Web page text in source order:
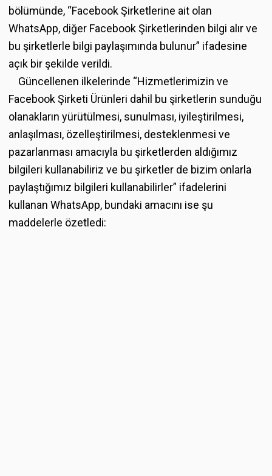
bölümünde, “Facebook Şirketlerine ait olan
WhatsApp, diğer Facebook Şirketlerinden bilgi alır ve
bu şirketlerle bilgi paylaşımında bulunur” ifadesine
açık bir şekilde verildi.
Güncellenen ilkelerinde “Hizmetlerimizin ve
Facebook Şirketi Ürünleri dahil bu şirketlerin sunduğu
olanakların yürütülmesi, sunulması, iyileştirilmesi,
anlaşılması, özelleştirilmesi, desteklenmesi ve
pazarlanması amacıyla bu şirketlerden aldığımız
bilgileri kullanabiliriz ve bu şirketler de bizim onlarla
paylaştığımız bilgileri kullanabilirler” ifadelerini
kullanan WhatsApp, bundaki amacını ise şu
maddelerle özetledi: